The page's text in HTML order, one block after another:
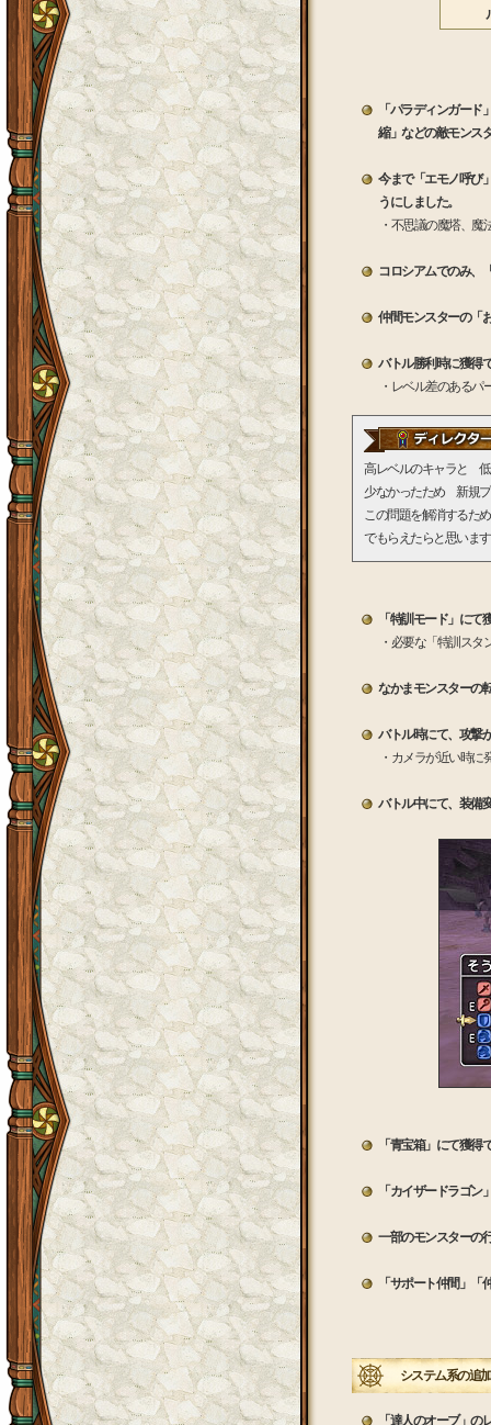
「パラディンガー
縮」などの敵モンス
今まで「エモノ呼び
うにしました。
・不思議の魔塔、
コロシアムでのみ、
仲間モンスターの「
バトル勝利時に獲得
・レベル差のある
高レベルのキャラと
少なかったため 新規プ
この問題を解消するた
でもらえたらと思いま
「特訓モード」にて
・必要な「特訓スタ
なかまモンスターの
バトル時にて、攻撃
・カメラが近い時
バトル中にて、装備
「青宝箱」にて獲
「カイザードラゴン
一部のモンスターの
「サポート仲間」「
システム系の追
「達人のオーブ」